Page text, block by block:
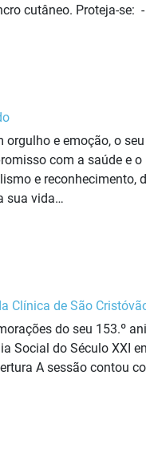
cutâneo. Proteja-
e emoção, o
com a saúde e
e
sua vida…
Clínica de São
do seu 153.º
Social do Século XXI
A sessão contou